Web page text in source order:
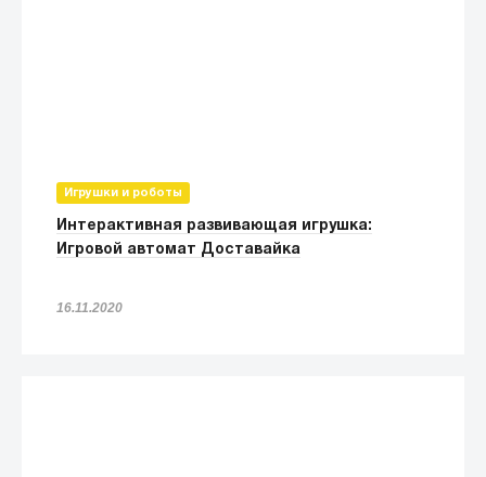
Игрушки и роботы
Интерактивная развивающая игрушка:
Игровой автомат Доставайка
16.11.2020